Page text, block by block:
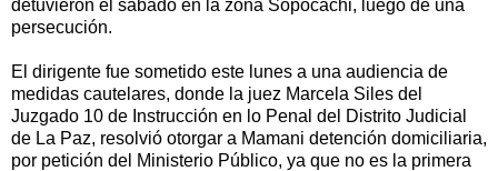
detuvieron el sábado en la zona Sopocachi, luego de una
persecución.
El dirigente fue sometido este lunes a una audiencia de
medidas cautelares, donde la juez Marcela Siles del
Juzgado 10 de Instrucción en lo Penal del Distrito Judicial
de La Paz, resolvió otorgar a Mamani detención domiciliaria,
por petición del Ministerio Público, ya que no es la primera